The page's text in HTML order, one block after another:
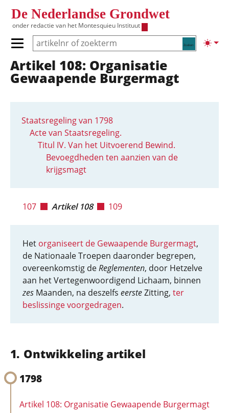
De Nederlandse Grondwet
onder redactie van het Montesquieu Instituut
Zoeken
Primair menu tonen/verbergen
Hoofdnavigatie
Artikel 108: Organisatie
Gewaapende Burgermagt
Staatsregeling van 1798
Acte van Staatsregeling.
Titul IV. Van het Uitvoerend Bewind.
Bevoegdheden ten aanzien van de
krijgsmagt
107 Artikel 108 109
Het organiseert de Gewaapende Burgermagt,
de Nationaale Troepen daaronder begrepen,
overeenkomstig deReglementen, door Hetzelve
aan het Vertegenwoordigend Lichaam, binnen
zes Maanden, na deszelfs eersteZitting, ter
beslissinge voorgedragen.
Ontwikkeling artikel
1798
Artikel 108: Organisatie Gewaapende Burgermagt